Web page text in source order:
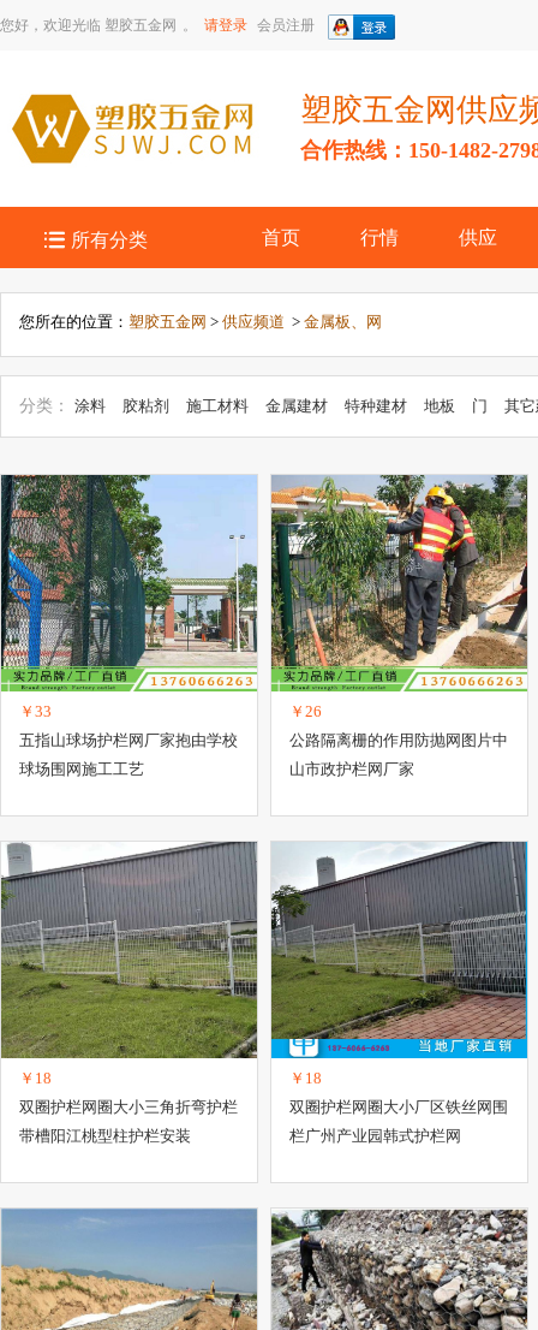
您好，欢迎光临 塑胶五金网 。 请登录 会员注册
塑胶五金网供应
合作热线：150-1482-
 所有分类 首页 行情 供应
您所在的位置： 塑胶五金网 > 供应频道 > 金属板、网
分类： 涂料 胶粘剂 施工材料 金属建材 特种建材 地板 门
其
建筑材料
其他门窗五金 其它建筑五金 保温节能材料 水暖五金
建
明灯具
管件 门配件 天花板 装饰工具 管材 金属板、网 耐火防
￥33
五指山球场护栏网厂家抱由学校
球场围网施工工艺
￥26
公路隔离栅的作用防抛网图片中
山市政护栏网厂家
￥18
双圈护栏网圈大小三角折弯护栏
带槽阳江桃型柱护栏安装
￥18
双圈护栏网圈大小厂区铁丝网围
栏广州产业园韩式护栏网